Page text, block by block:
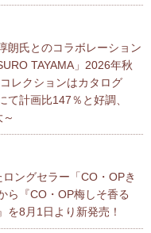
朗氏とのコラボレーション
TAYAMA」2026年秋
レクションはカタログ
て計画比147％と好調、
ングセラー「CO・OPき
ら『CO・OP梅しそ香る
を8月1日より新発売！